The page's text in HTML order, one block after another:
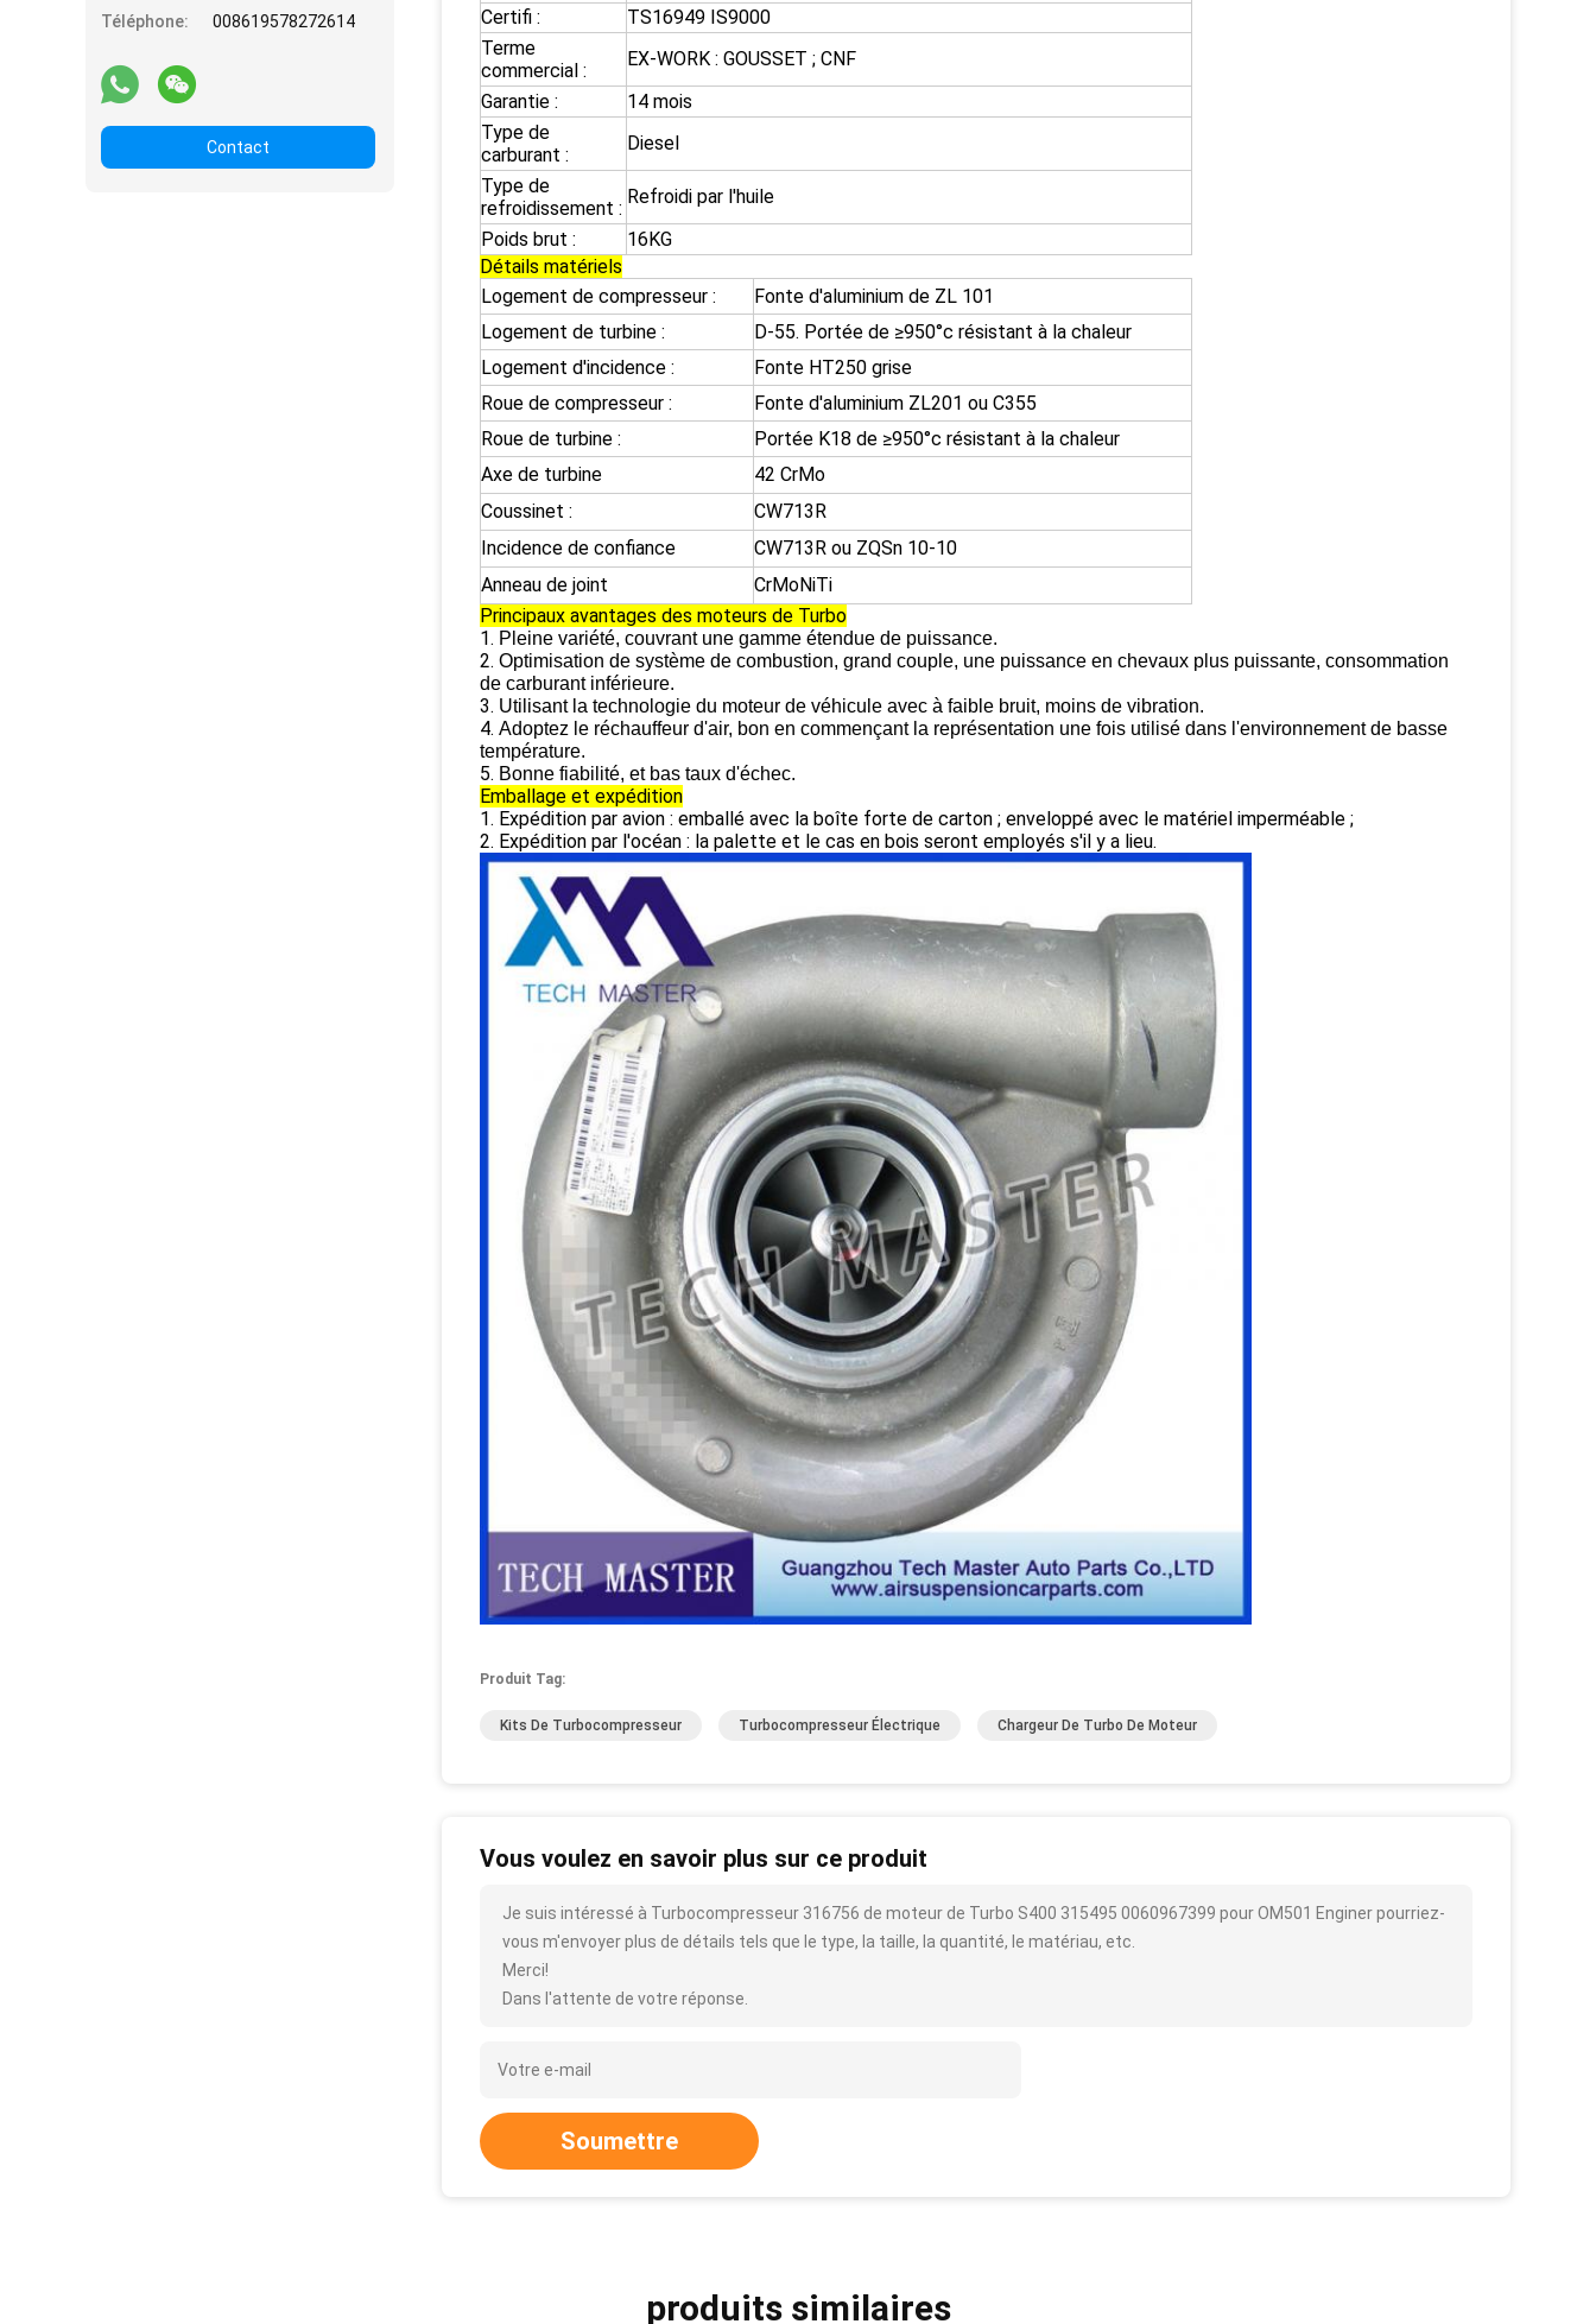
Téléphone:
008619578272614
Contact
Certifi :
TS16949 IS9000
Terme
commercial :
EX-WORK : GOUSSET ; CNF
Garantie :
14 mois
Type de
carburant :
Diesel
Type de
refroidissement :
Refroidi par l'huile
Poids brut :
16KG
Détails matériels
Logement de compresseur :
Fonte d'aluminium de ZL 101
Logement de turbine :
D-55. Portée de ≥950°c résistant à la chaleur
Logement d'incidence :
Fonte HT250 grise
Roue de compresseur :
Fonte d'aluminium ZL201 ou C355
Roue de turbine :
Portée K18 de ≥950°c résistant à la chaleur
Axe de turbine
42 CrMo
Coussinet :
CW713R
Incidence de confiance
CW713R ou ZQSn 10-10
Anneau de joint
CrMoNiTi
Principaux avantages des moteurs de Turbo
1. Pleine variété, couvrant une gamme étendue de puissance.
2. Optimisation de système de combustion, grand couple, une puissance en chevaux plus puissante, consommation
de carburant inférieure.
3. Utilisant la technologie du moteur de véhicule avec à faible bruit, moins de vibration.
4. Adoptez le réchauffeur d'air, bon en commençant la représentation une fois utilisé dans l'environnement de basse
température.
5. Bonne fiabilité, et bas taux d'échec.
Emballage et expédition
1. Expédition par avion : emballé avec la boîte forte de carton ; enveloppé avec le matériel imperméable ;
2. Expédition par l'océan : la palette et le cas en bois seront employés s'il y a lieu.
Produit Tag:
Kits De Turbocompresseur Turbocompresseur Électrique Chargeur De Turbo De Moteur
Vous voulez en savoir plus sur ce produit
Je suis intéressé à Turbocompresseur 316756 de moteur de Turbo S400 315495 0060967399 pour OM501 Enginer pourriez-
vous m'envoyer plus de détails tels que le type, la taille, la quantité, le matériau, etc.
Merci!
Dans l'attente de votre réponse.
Soumettre
produits similaires